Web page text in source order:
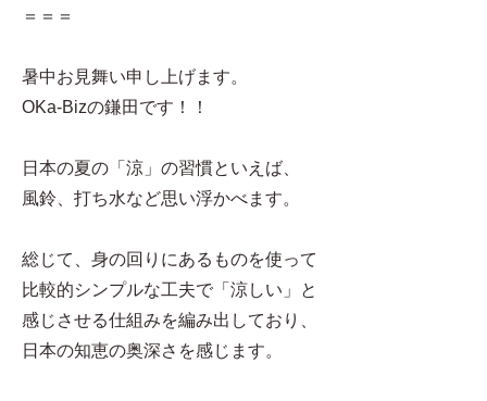
＝＝＝
暑中お見舞い申し上げます。
OKa-Bizの鎌田です！！
日本の夏の「涼」の習慣といえば、
風鈴、打ち水など思い浮かべます。
総じて、身の回りにあるものを使って
比較的シンプルな工夫で「涼しい」と
感じさせる仕組みを編み出しており、
日本の知恵の奥深さを感じます。